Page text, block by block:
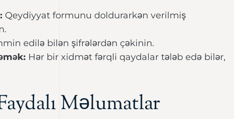
Qeydiyyat formunu doldurarkən verilmiş
edilə bilən şifrələrdən çəkinin.
Hər bir xidmət fərqli qaydalar tələb edə bilər,
Məlumatlar